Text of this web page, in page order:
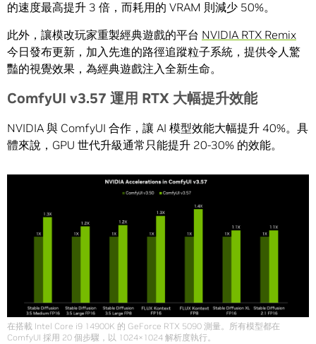
的速度最高提升 3 倍，而耗用的 VRAM 則減少 50%。
此外，讓模改玩家重製經典遊戲的平台 NVIDIA RTX Remix
今日發布更新，加入先進的路徑追蹤粒子系統，提供令人驚
豔的視覺效果，為經典遊戲注入全新生命。
ComfyUI v3.57 運用 RTX 大幅提升效能
NVIDIA 與 ComfyUI 合作，讓 AI 模型效能大幅提升 40%。具
體來說，GPU 世代升級通常只能提升 20-30% 的效能。
在搭載 Intel Core i9 14900K 的 GeForce RTX 5090 測量。所有模型都在
ComfyUI 採用 20 個步驟，以 1024×1024 解析度執行。